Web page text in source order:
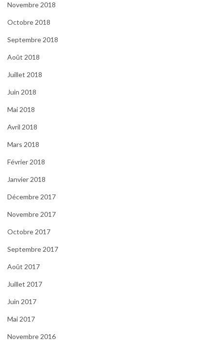
Novembre 2018
Octobre 2018
Septembre 2018
Août 2018
Juillet 2018
Juin 2018
Mai 2018
Avril 2018
Mars 2018
Février 2018
Janvier 2018
Décembre 2017
Novembre 2017
Octobre 2017
Septembre 2017
Août 2017
Juillet 2017
Juin 2017
Mai 2017
Novembre 2016